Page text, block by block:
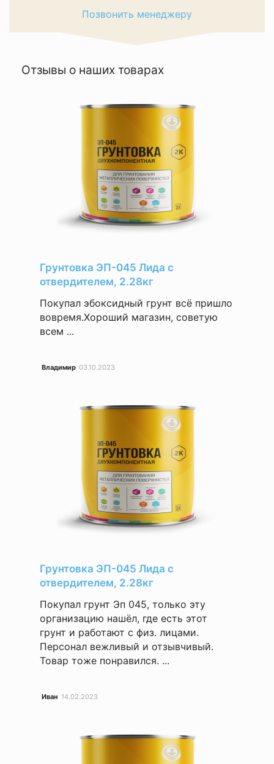
Позвонить менеджеру
Отзывы о наших товарах
Грунтовка ЭП-045 Лида с
отвердителем, 2.28кг
Покупал эбоксидный грунт всё пришло
вовремя.Хороший магазин, советую
всем ...
Владимир 03.10.2023
Грунтовка ЭП-045 Лида с
отвердителем, 2.28кг
Покупал грунт Эп 045, только эту
организацию нашёл, где есть этот
грунт и работают с физ. лицами.
Персонал вежливый и отзывчивый.
Товар тоже понравился. ...
Иван 14.02.2023